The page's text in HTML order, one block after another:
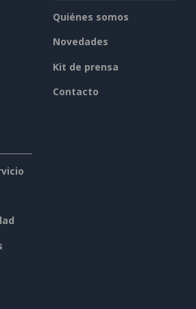
Quiénes somos
Novedades
Kit de prensa
Contacto